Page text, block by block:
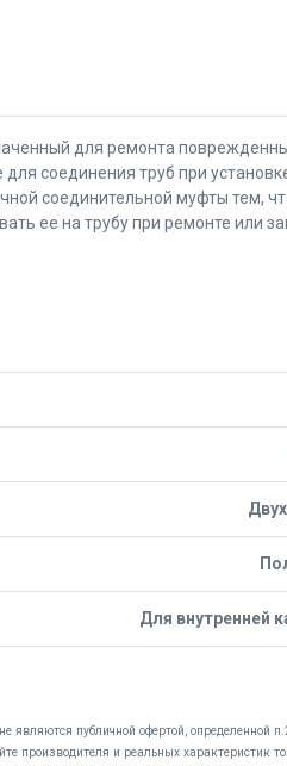
для ремонта
соединения труб при
соединительной муфты тем,
ее на трубу при ремонте или
Для внутренней
публичной офертой, определенной
производителя и реальных характеристик